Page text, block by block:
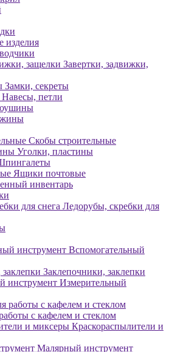
изделия
Завертки, задвижки,
Замки, секреты
Навесы, петли
Скобы строительные
Уголки, пластины
Ящики почтовые
инвентарь
Ледорубы, скребки для
Вспомогательный
Заклепочники, заклепки
Измерительный
с кафелем и стеклом
Краскораспылители и
Малярный инструмент